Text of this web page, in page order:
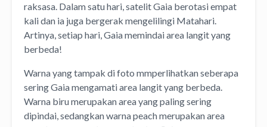
raksasa. Dalam satu hari, satelit Gaia berotasi empat
kali dan ia juga bergerak mengelilingi Matahari.
Artinya, setiap hari, Gaia memindai area langit yang
berbeda!
Warna yang tampak di foto mmperlihatkan seberapa
sering Gaia mengamati area langit yang berbeda.
Warna biru merupakan area yang paling sering
dipindai, sedangkan warna peach merupakan area